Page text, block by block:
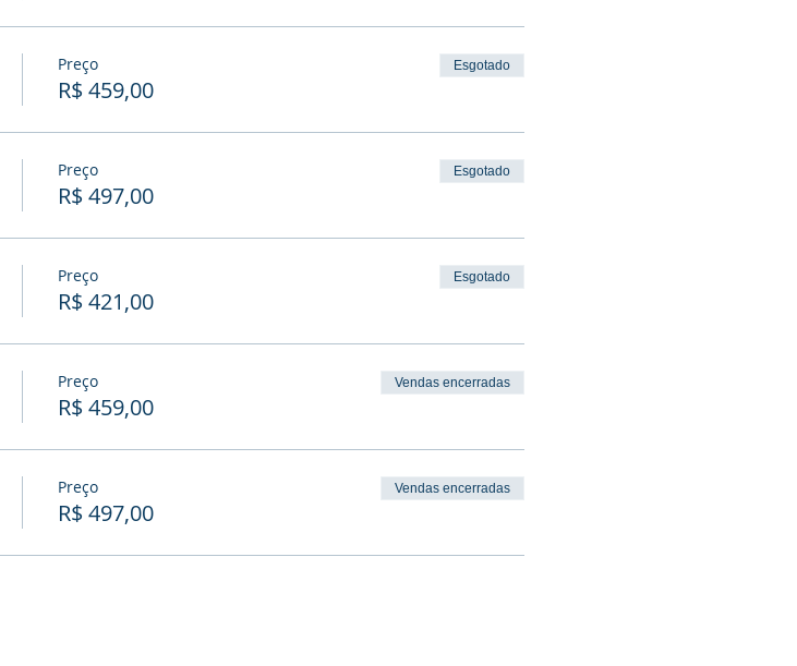
Preço
R$ 459,00
Esgotado
Preço
R$ 497,00
Esgotado
Preço
R$ 421,00
Esgotado
Preço
R$ 459,00
Vendas encerradas
Preço
R$ 497,00
Vendas encerradas